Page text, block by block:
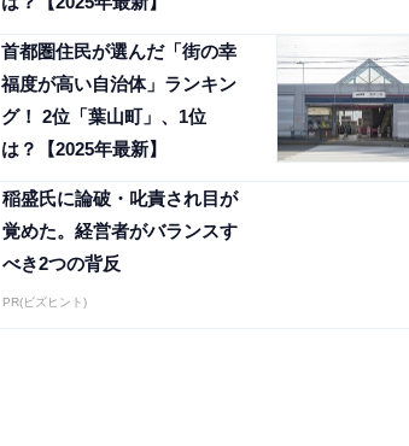
首都圏住民が選んだ「街の幸
福度が高い自治体」ランキン
グ！ 2位「葉山町」、1位
は？【2025年最新】
稲盛氏に論破・叱責され目が
覚めた。経営者がバランスす
べき2つの背反
PR(ビズヒント)